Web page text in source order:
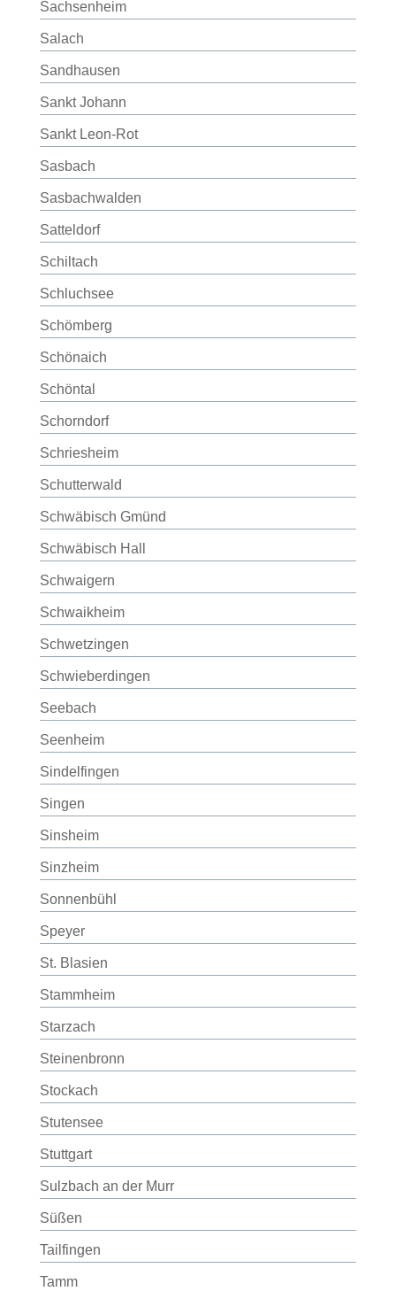
Sachsenheim
Salach
Sandhausen
Sankt Johann
Sankt Leon-Rot
Sasbach
Sasbachwalden
Satteldorf
Schiltach
Schluchsee
Schömberg
Schönaich
Schöntal
Schorndorf
Schriesheim
Schutterwald
Schwäbisch Gmünd
Schwäbisch Hall
Schwaigern
Schwaikheim
Schwetzingen
Schwieberdingen
Seebach
Seenheim
Sindelfingen
Singen
Sinsheim
Sinzheim
Sonnenbühl
Speyer
St. Blasien
Stammheim
Starzach
Steinenbronn
Stockach
Stutensee
Stuttgart
Sulzbach an der Murr
Süßen
Tailfingen
Tamm